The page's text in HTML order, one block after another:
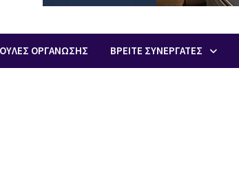
ΟΡΓΑΝΩΣΗΣ ΒΡΕΙΤΕ ΣΥΝΕΡΓΑΤΕΣ